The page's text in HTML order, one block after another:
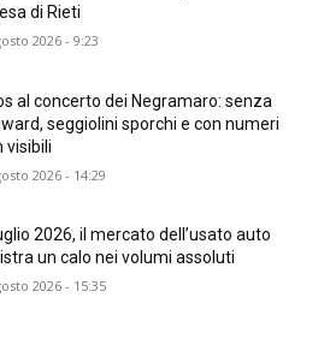
di Rieti
2026 - 9:23
al concerto dei Negramaro: senza
seggiolini sporchi e con numeri
visibili
2026 - 14:29
2026, il mercato dell’usato auto
un calo nei volumi assoluti
2026 - 15:35